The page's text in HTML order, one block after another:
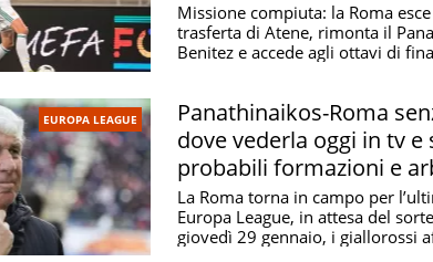
Missione compiuta: la Roma
trasferta di Atene, rimonta il
Benitez e accede agli ottavi di
EUROPA LEAGUE
Panathinaikos-Roma
dove vederla oggi in tv e
probabili formazioni e
League 2025/2026
La Roma torna in campo per
Europa League, in attesa del
giovedì 29 gennaio, i giallorossi